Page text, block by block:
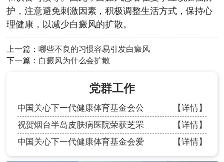
护，注意避免刺激因素，积极调整生活方式，保持心
理健康，以减少白癜风的扩散。
上一篇： 哪些不良的习惯容易引发白癜风
下一篇： 白癜风为什么会扩散
党群工作
中国关心下一代健康体育基金会公
【详情】
祝贺烟台半岛皮肤病医院荣获芝罘
【详情】
中国关心下一代健康体育基金会爱
【详情】